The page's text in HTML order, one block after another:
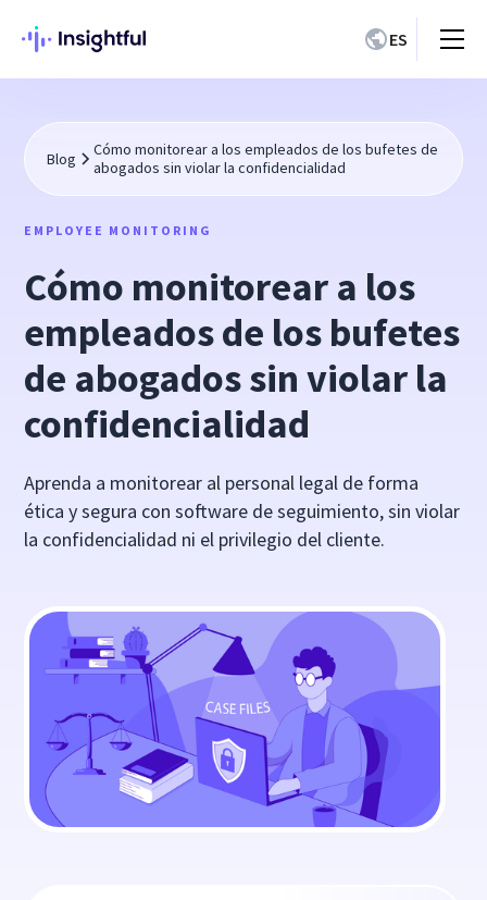
ES
Blog
Cómo monitorear a los empleados de los bufetes de
abogados sin violar la confidencialidad
EMPLOYEE MONITORING
Cómo monitorear a los
empleados de los bufetes
de abogados sin violar la
confidencialidad
Aprenda a monitorear al personal legal de forma
ética y segura con software de seguimiento, sin violar
la confidencialidad ni el privilegio del cliente.